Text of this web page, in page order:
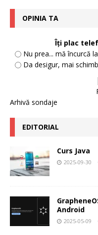
OPINIA TA
Îți plac
Nu prea... mă încurcă
Da desigur, mai
Arhivă sondaje
EDITORIAL
Curs Java
2025-09-30
Android
2025-05-09